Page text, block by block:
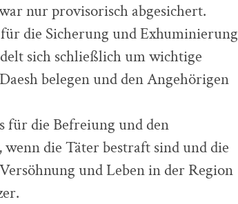
nur provisorisch abgesichert.
die Sicherung und Exhuminierung
sich schließlich um wichtige
belegen und den Angehörigen
für die Befreiung und den
die Täter bestraft sind und die
und Leben in der Region